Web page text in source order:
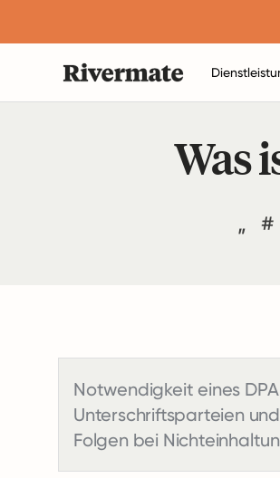
Was
„ #
Notwendigkeit eines DPA
Unterschriftsparteien und
Folgen bei